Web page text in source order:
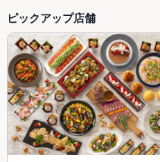
ピックアップ店舗